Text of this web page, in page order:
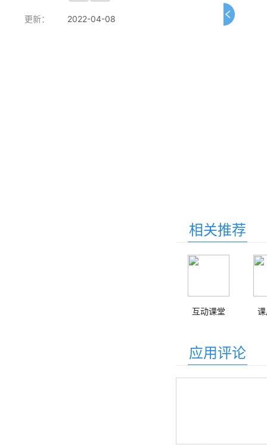
更新： 2022-04-08
相关推荐
互动课堂
应用评论